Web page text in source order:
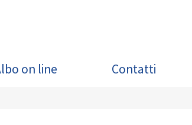
on line Contatti